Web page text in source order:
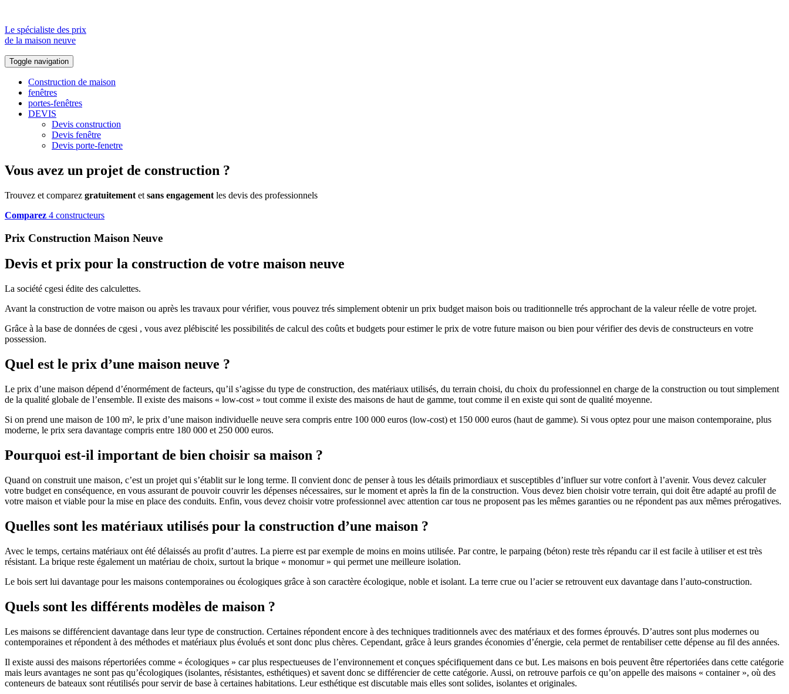
Le spécialiste des prix
de la maison neuve
Toggle navigation
Construction de maison
fenêtres
portes-fenêtres
DEVIS
Devis construction
Devis fenêtre
Devis porte-fenetre
Vous avez un projet de construction ?
Trouvez et comparez gratuitement et sans engagement les devis des professionnels
Comparez 4 constructeurs
Prix Construction Maison Neuve
Devis et prix pour la construction de votre maison neuve
La société cgesi édite des calculettes.
Avant la construction de votre maison ou après les travaux pour vérifier, vous pouvez trés simplement obtenir un prix budget maison bois ou traditionnelle trés approchant de la valeur réelle de votre projet.
Grâce à la base de données de cgesi , vous avez plébiscité les possibilités de calcul des coûts et budgets pour estimer le prix de votre future maison ou bien pour vérifier des devis de constructeurs en votre
possession.
Quel est le prix d’une maison neuve ?
Le prix d’une maison dépend d’énormément de facteurs, qu’il s’agisse du type de construction, des matériaux utilisés, du terrain choisi, du choix du professionnel en charge de la construction ou tout simplement
de la qualité globale de l’ensemble. Il existe des maisons « low-cost » tout comme il existe des maisons de haut de gamme, tout comme il en existe qui sont de qualité moyenne.
Si on prend une maison de 100 m², le prix d’une maison individuelle neuve sera compris entre 100 000 euros (low-cost) et 150 000 euros (haut de gamme). Si vous optez pour une maison contemporaine, plus
moderne, le prix sera davantage compris entre 180 000 et 250 000 euros.
Pourquoi est-il important de bien choisir sa maison ?
Quand on construit une maison, c’est un projet qui s’établit sur le long terme. Il convient donc de penser à tous les détails primordiaux et susceptibles d’influer sur votre confort à l’avenir. Vous devez calculer
votre budget en conséquence, en vous assurant de pouvoir couvrir les dépenses nécessaires, sur le moment et après la fin de la construction. Vous devez bien choisir votre terrain, qui doit être adapté au profil de
votre maison et viable pour la mise en place des conduits. Enfin, vous devez choisir votre professionnel avec attention car tous ne proposent pas les mêmes garanties ou ne répondent pas aux mêmes prérogatives.
Quelles sont les matériaux utilisés pour la construction d’une maison ?
Avec le temps, certains matériaux ont été délaissés au profit d’autres. La pierre est par exemple de moins en moins utilisée. Par contre, le parpaing (béton) reste très répandu car il est facile à utiliser et est très
résistant. La brique reste également un matériau de choix, surtout la brique « monomur » qui permet une meilleure isolation.
Le bois sert lui davantage pour les maisons contemporaines ou écologiques grâce à son caractère écologique, noble et isolant. La terre crue ou l’acier se retrouvent eux davantage dans l’auto-construction.
Quels sont les différents modèles de maison ?
Les maisons se différencient davantage dans leur type de construction. Certaines répondent encore à des techniques traditionnels avec des matériaux et des formes éprouvés. D’autres sont plus modernes ou
contemporaines et répondent à des méthodes et matériaux plus évolués et sont donc plus chères. Cependant, grâce à leurs grandes économies d’énergie, cela permet de rentabiliser cette dépense au fil des années.
Il existe aussi des maisons répertoriées comme « écologiques » car plus respectueuses de l’environnement et conçues spécifiquement dans ce but. Les maisons en bois peuvent être répertoriées dans cette catégorie
mais leurs avantages ne sont pas qu’écologiques (isolantes, résistantes, esthétiques) et savent donc se différencier de cette catégorie. Aussi, on retrouve parfois ce qu’on appelle des maisons « container », où des
conteneurs de bateaux sont réutilisés pour servir de base à certaines habitations. Leur esthétique est discutable mais elles sont solides, isolantes et originales.